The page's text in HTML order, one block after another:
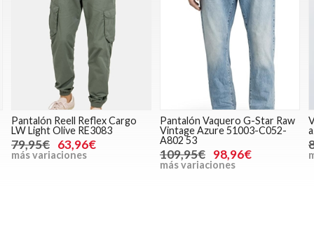
Pantalón Vaquero G-Star Raw
Vintage Azure 51003-C052-
A802 53
109,95€ 98,96€
Vaquero SALSA 125132 8503
azul
89,95€
más variaciones